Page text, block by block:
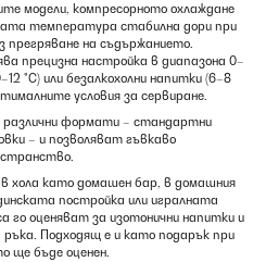
модели, компресорното охлаждане
температура стабилна дори при
прегряване на съдържанието.
прецизна настройка в диапазона 0–
°C) или безалкохолни напитки (6–8
условия за сервиране.
различни формати – стандартни
– и позволяват гъвкаво
хола като домашен бар, в домашния
постройка или игралната
оценяват за изотонични напитки и
Подходящ е и като подарък при
ще бъде оценен.